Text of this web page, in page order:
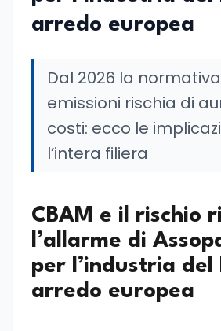
arredo europea
Dal 2026 la normativa
emissioni rischia di
costi: ecco le
l’intera filiera
CBAM e il rischio
l’allarme di
per l’industria del
arredo europea